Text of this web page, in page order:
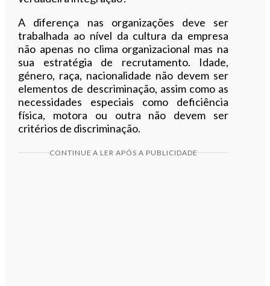
A diferença nas organizações deve ser
trabalhada ao nível da cultura da empresa
não apenas no clima organizacional mas na
sua estratégia de recrutamento. Idade,
género, raça, nacionalidade não devem ser
elementos de descriminação, assim como as
necessidades especiais como deficiência
física, motora ou outra não devem ser
critérios de discriminação.
CONTINUE A LER APÓS A PUBLICIDADE